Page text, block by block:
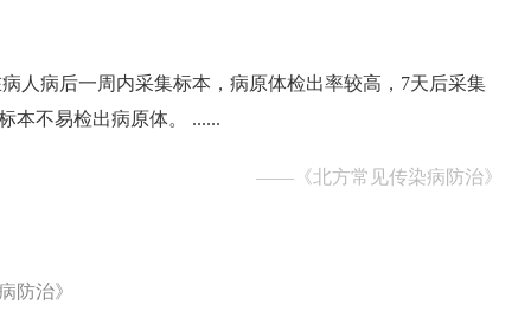
病人病后一周内采集标本，病原体检出率较高，7天后采集
本不易检出病原体。 ......
—— 《北方常见传染病防治》
防治》